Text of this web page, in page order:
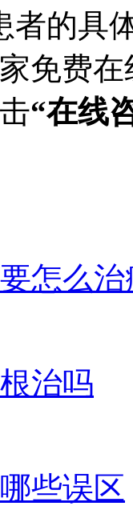
者的具
免费
“在线
怎么治
治吗
些误区